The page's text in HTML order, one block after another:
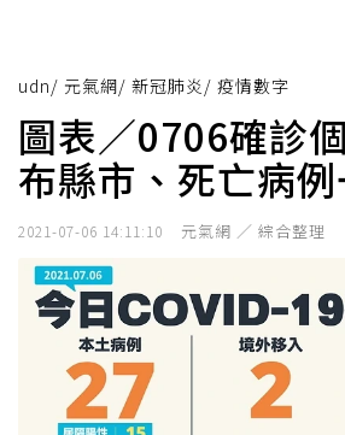
udn/ 元氣網/ 新冠肺炎 / 疫情數字
圖表／0706確診
布縣市、死亡病
2021-07-06 14:11:10 元氣網 ／ 綜合整理